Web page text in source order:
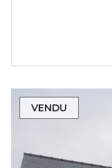
VENDU